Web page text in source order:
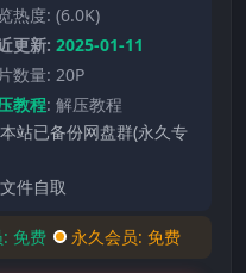
热度: (6.0K)
更新: 2025-01-11
数量: 20P
教程: 解压教程
站已备份网盘群(永久专
件自取
免费 永久会员: 免费